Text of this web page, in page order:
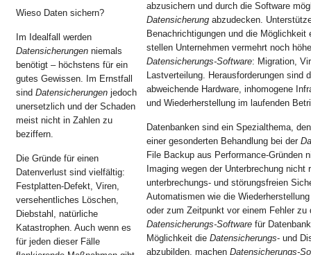
Wieso Daten sichern?
Im Idealfall werden
Datensicherungen niemals
benötigt – höchstens für ein
gutes Gewissen. Im Ernstfall
sind Datensicherungen jedoch
unersetzlich und der Schaden
meist nicht in Zahlen zu
beziffern.
Die Gründe für einen
Datenverlust sind vielfältig:
Festplatten-Defekt, Viren,
versehentliches Löschen,
Diebstahl, natürliche
Katastrophen. Auch wenn es
für jeden dieser Fälle
abzusichern und durch die Software
Datensicherung abzudecken.
Benachrichtigungen und die Möglichkeit
stellen Unternehmen vermehrt noch
Datensicherungs-Software: Migration,
Lastverteilung. Herausforderungen sind
abweichende Hardware, inhomogene
und Wiederherstellung im laufenden
Datenbanken sind ein Spezialthema,
einer gesonderten Behandlung bei der
File Backup aus Performance-Gründen
Imaging wegen der Unterbrechung nicht
unterbrechungs- und störungsfreien
Automatismen wie die
oder zum Zeitpunkt vor einem Fehler zu
Datensicherungs-Software für
Möglichkeit die Datensicherungs- und
abzubilden, machen Datensicherungs-